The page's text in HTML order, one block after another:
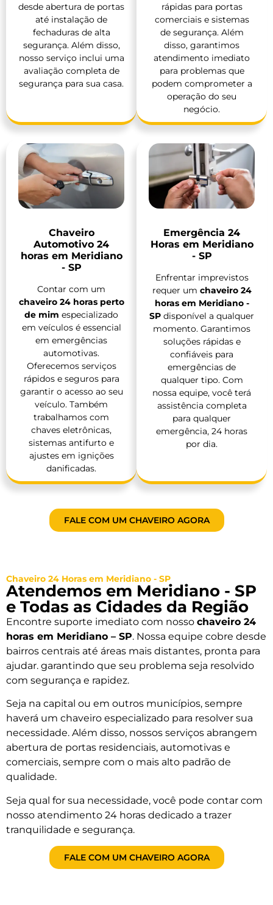
desde abertura de portas
até instalação de
fechaduras de alta
segurança. Além disso,
nosso serviço inclui uma
avaliação completa de
segurança para sua casa.
rápidas para portas
comerciais e sistemas
de segurança. Além
disso, garantimos
atendimento imediato
para problemas que
podem comprometer a
operação do seu
negócio.
Chaveiro
Automotivo 24
horas em Meridiano
- SP
Contar com um
chaveiro 24 horas perto
de mim especializado
em veículos é essencial
em emergências
automotivas.
Oferecemos serviços
rápidos e seguros para
garantir o acesso ao seu
veículo. Também
trabalhamos com
chaves eletrônicas,
sistemas antifurto e
ajustes em ignições
danificadas.
Emergência 24
Horas em Meridiano
- SP
Enfrentar imprevistos
requer um chaveiro 24
horas em Meridiano -
SP disponível a qualquer
momento. Garantimos
soluções rápidas e
confiáveis para
emergências de
qualquer tipo. Com
nossa equipe, você terá
assistência completa
para qualquer
emergência, 24 horas
por dia.
FALE COM UM CHAVEIRO AGORA
Chaveiro 24 Horas em Meridiano - SP
Atendemos em Meridiano - SP
e Todas as Cidades da Região
Encontre suporte imediato com nosso chaveiro 24
horas em Meridiano – SP. Nossa equipe cobre desde
bairros centrais até áreas mais distantes, pronta para
ajudar. garantindo que seu problema seja resolvido
com segurança e rapidez.
Seja na capital ou em outros municípios, sempre
haverá um chaveiro especializado para resolver sua
necessidade. Além disso, nossos serviços abrangem
abertura de portas residenciais, automotivas e
comerciais, sempre com o mais alto padrão de
qualidade.
Seja qual for sua necessidade, você pode contar com
nosso atendimento 24 horas dedicado a trazer
tranquilidade e segurança.
FALE COM UM CHAVEIRO AGORA